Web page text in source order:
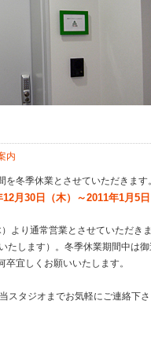
内
を冬季休業とさせていただきます
月30日（木）～2011年1月5
より通常営業とさせていただき
たします）。冬季休業期間中は
宜しくお願いいたします。
スタジオまでお気軽にご連絡下